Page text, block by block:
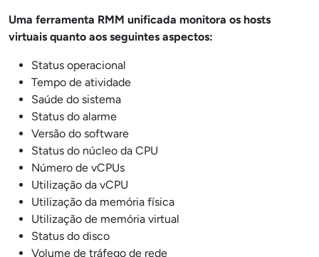
Uma ferramenta RMM unificada monitora os hosts
virtuais quanto aos seguintes aspectos:
Status operacional
Tempo de atividade
Saúde do sistema
Status do alarme
Versão do software
Status do núcleo da CPU
Número de vCPUs
Utilização da vCPU
Utilização da memória física
Utilização de memória virtual
Status do disco
Volume de tráfego de rede